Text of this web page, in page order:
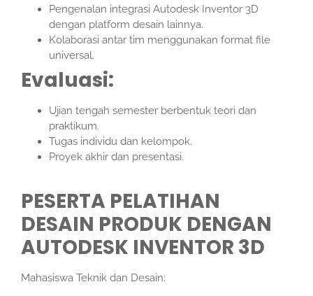
Pengenalan integrasi Autodesk Inventor 3D
dengan platform desain lainnya.
Kolaborasi antar tim menggunakan format file
universal.
Evaluasi:
Ujian tengah semester berbentuk teori dan
praktikum.
Tugas individu dan kelompok.
Proyek akhir dan presentasi.
PESERTA PELATIHAN
DESAIN PRODUK DENGAN
AUTODESK INVENTOR 3D
Mahasiswa Teknik dan Desain: